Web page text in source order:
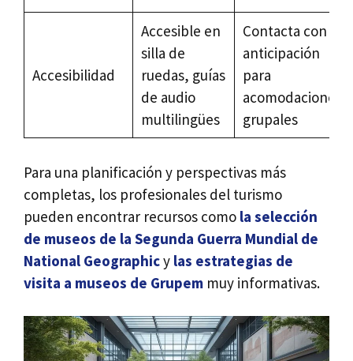
Accesibilidad
Accesible en
silla de
ruedas, guías
de audio
multilingües
Contacta con
anticipación
para
acomodaciones
grupales
Para una planificación y perspectivas más
completas, los profesionales del turismo
pueden encontrar recursos como la selección
de museos de la Segunda Guerra Mundial de
National Geographicy las estrategias de
visita a museos de Grupem muy informativas.